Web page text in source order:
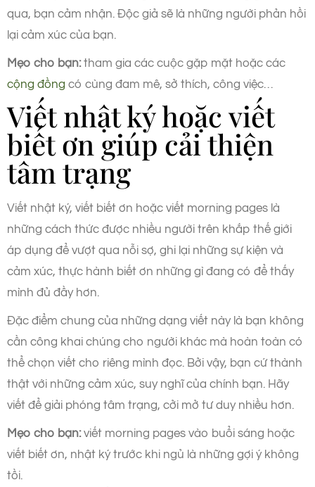
qua, bạn cảm nhận. Độc giả sẽ là những người phản hồi
lại cảm xúc của bạn.
Mẹo cho bạn:tham gia các cuộc gặp mặt hoặc các
cộng đồng có cùng đam mê, sở thích, công việc…
Viết nhật ký hoặc viết
biết ơn giúp cải thiện
tâm trạng
Viết nhật ký, viết biết ơn hoặc viết morning pages là
những cách thức được nhiều người trên khắp thế giới
áp dụng để vượt qua nỗi sợ, ghi lại những sự kiện và
cảm xúc, thực hành biết ơn những gì đang có để thấy
mình đủ đầy hơn.
Đặc điểm chung của những dạng viết này là bạn không
cần công khai chúng cho người khác mà hoàn toàn có
thể chọn viết cho riêng mình đọc. Bởi vậy, bạn cứ thành
thật với những cảm xúc, suy nghĩ của chính bạn. Hãy
viết để giải phóng tâm trạng, cởi mở tư duy nhiều hơn.
Mẹo cho bạn:viết morning pages vào buổi sáng hoặc
viết biết ơn, nhật ký trước khi ngủ là những gợi ý không
tồi.